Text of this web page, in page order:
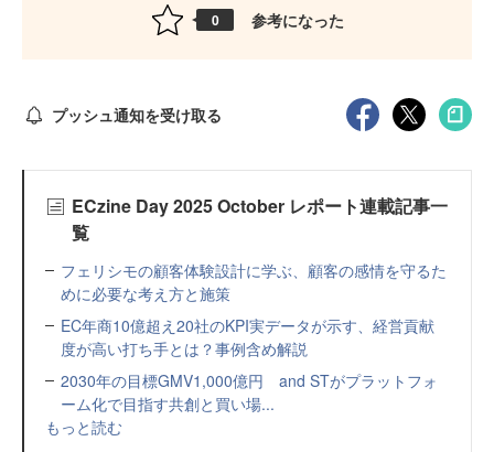
0 参考になった
プッシュ通知を受け取る
ECzine Day 2025 October レポート連載記事一
覧
フェリシモの顧客体験設計に学ぶ、顧客の感情を守るた
めに必要な考え方と施策
EC年商10億超え20社のKPI実データが示す、経営貢献
度が高い打ち手とは？事例含め解説
2030年の目標GMV1,000億円 and STがプラットフォ
ーム化で目指す共創と買い場...
もっと読む